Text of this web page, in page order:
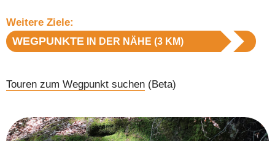
Weitere Ziele:
WEGPUNKTE IN DER NÄHE (3 KM)
Touren zum Wegpunkt suchen (Beta)